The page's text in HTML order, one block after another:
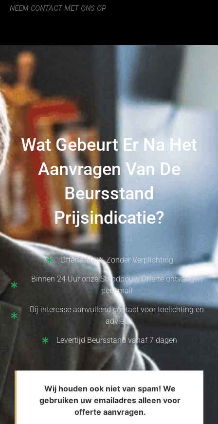
NEEM CONTACT MET ONS OP
Wat Gebeurt Er Na Het
Aanvragen Van De
Beursstand
Prijsindicatie?
Offerte 100% Zonder Verplichting
Binnen 24 Uur onze Standbouw Offerte ontvangen
per email
Bij interesse aanvullend contact voor toelichting en
advies
Levertijd Beursstand vanaf 7 dagen
Wij houden ook niet van spam! We
gebruiken uw emailadres alleen voor
offerte aanvragen.